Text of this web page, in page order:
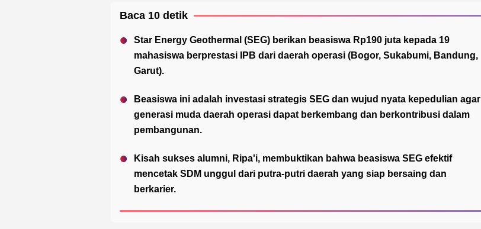
Baca 10 detik
Star Energy Geothermal (SEG) berikan beasiswa Rp190 juta kepada 19
mahasiswa berprestasi IPB dari daerah operasi (Bogor, Sukabumi, Bandung,
Garut).
Beasiswa ini adalah investasi strategis SEG dan wujud nyata kepedulian agar
generasi muda daerah operasi dapat berkembang dan berkontribusi dalam
pembangunan.
Kisah sukses alumni, Ripa'i, membuktikan bahwa beasiswa SEG efektif
mencetak SDM unggul dari putra-putri daerah yang siap bersaing dan
berkarier.